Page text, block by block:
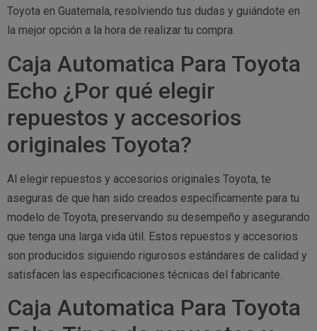
Toyota en Guatemala, resolviendo tus dudas y guiándote en
la mejor opción a la hora de realizar tu compra.
Caja Automatica Para Toyota
Echo ¿Por qué elegir
repuestos y accesorios
originales Toyota?
Al elegir repuestos y accesorios originales Toyota, te
aseguras de que han sido creados específicamente para tu
modelo de Toyota, preservando su desempeño y asegurando
que tenga una larga vida útil. Estos repuestos y accesorios
son producidos siguiendo rigurosos estándares de calidad y
satisfacen las especificaciones técnicas del fabricante.
Caja Automatica Para Toyota